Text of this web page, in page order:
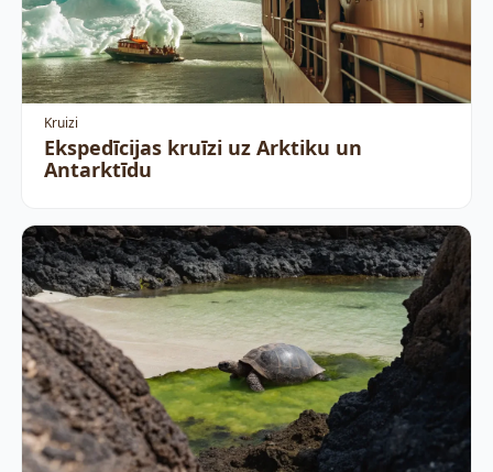
Kruizi
Ekspedīcijas kruīzi uz Arktiku un
Antarktīdu